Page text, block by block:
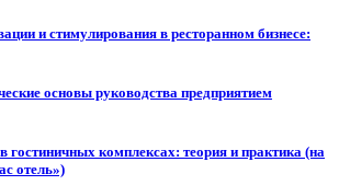
и стимулирования в ресторанном бизнесе:
основы руководства предприятием
гостиничных комплексах: теория и практика (на
отель»)